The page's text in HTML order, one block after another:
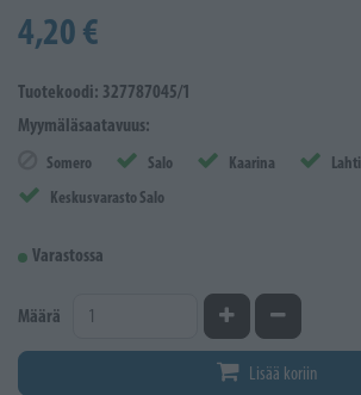
4,20 €
Tuotekoodi: 327787045/1
Myymäläsaatavuus:
Somero Salo Kaarina
Lahti
Keskusvarasto Salo
Varastossa
Määrä Kasvata määrääVähennä määrää
Lisää koriin